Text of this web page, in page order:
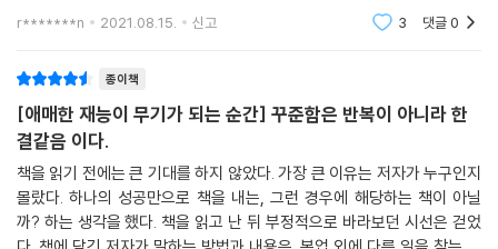
도로 거의 모든 것과의 연결이 가능하다. 재능공유 플랫폼에는 구하기 힘
다. 중요한 건, 이 모든 변화가 요 몇 년 사이에 급격히 일어났다는 것이다.
노 젓는 이들은 몇 명뿐이고, 아직 이 바다는 파랗다. 치고 나갈 순간이다.
지금이다. 지금이 기회다!
내세울 스펙, 배경, 재능 하나 없는데…
이상한 일들이 벌어졌다!?
이다. 지금은 재능의 수준, 재능의 탁월함이 결과를 독점하는 시대가 아니
r*******n 2021.08.15. 신고 3 댓글0
종이책
[애매한 재능이 무기가 되는 순간] 꾸준함은 반복이 아니라 한
결같음 이다.
책을 읽기 전에는 큰 기대를 하지 않았다. 가장 큰 이유는 저자가 누구인지
몰랐다. 하나의 성공만으로 책을 내는, 그런 경우에 해당하는 책이 아닐
까? 하는 생각을 했다. 책을 읽고 난 뒤 부정적으로 바라보던 시선은 걷었